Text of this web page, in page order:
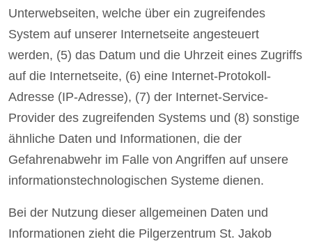
Unterwebseiten, welche über ein zugreifendes
System auf unserer Internetseite angesteuert
werden, (5) das Datum und die Uhrzeit eines Zugriffs
auf die Internetseite, (6) eine Internet-Protokoll-
Adresse (IP-Adresse), (7) der Internet-Service-
Provider des zugreifenden Systems und (8) sonstige
ähnliche Daten und Informationen, die der
Gefahrenabwehr im Falle von Angriffen auf unsere
informationstechnologischen Systeme dienen.
Bei der Nutzung dieser allgemeinen Daten und
Informationen zieht die Pilgerzentrum St. Jakob